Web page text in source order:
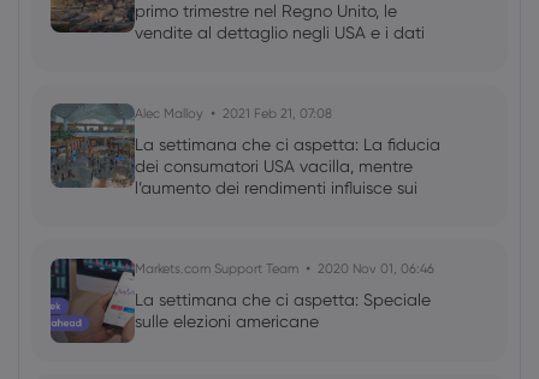
primo trimestre nel Regno Unito, le
vendite al dettaglio negli USA e i dati
Alec Malloy 2021 Feb 21, 07:08
La settimana che ci aspetta: La fiducia
dei consumatori USA vacilla, mentre
l’aumento dei rendimenti influisce sui
Markets.com Support Team 2020 Nov 01, 06:46
La settimana che ci aspetta: Speciale
sulle elezioni americane